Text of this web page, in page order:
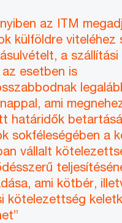
az ITM
külföldre viteléhez
a szállítási
esetben is
ami
határidők
sokféleségében a
vállalt
ami kötbér,
kötelezettség